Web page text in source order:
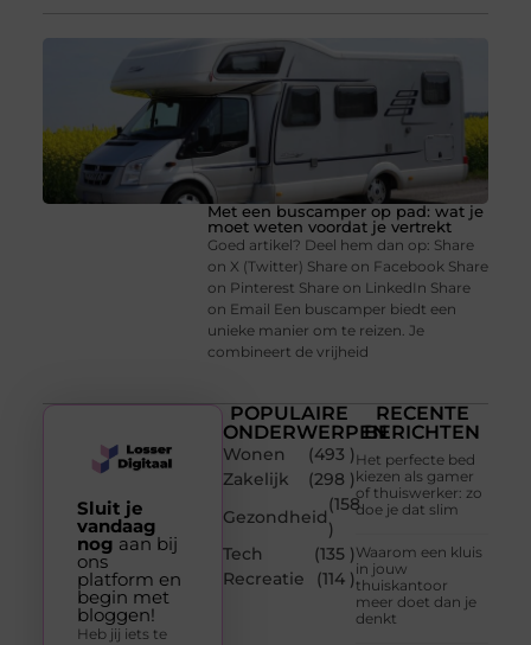
Met een buscamper op pad: wat je
moet weten voordat je vertrekt
Goed artikel? Deel hem dan op: Share
on X (Twitter) Share on Facebook Share
on Pinterest Share on LinkedIn Share
on Email Een buscamper biedt een
unieke manier om te reizen. Je
combineert de vrijheid
POPULAIRE
ONDERWERPEN
Wonen
(493 )
Zakelijk
(298 )
Gezondheid
(158
)
Tech
(135 )
Recreatie
(114 )
RECENTE
BERICHTEN
Het perfecte bed
kiezen als gamer
of thuiswerker: zo
doe je dat slim
Waarom een kluis
in jouw
thuiskantoor
meer doet dan je
denkt
Sluit je
vandaag
nog aan bij
ons
platform en
begin met
bloggen!
Heb jij iets te